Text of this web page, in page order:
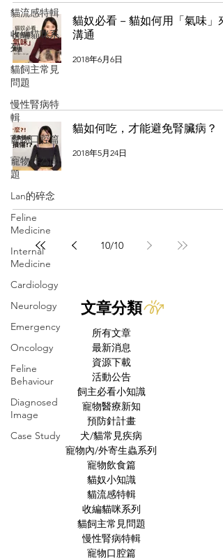
貓流感特輯
收編貓咪系
列
貓飼主常見
問題
慢性腎病特
輯
寵物口腔篇
寵物行為問
題
Lan的碎念
Feline
Medicine
Internal
Medicine
Cardiology
Neurology
Emergency
Oncology
Feline
Behaviour
Diagnosed
Image
Case Study
貓奴必看 – 貓如何用「氣味」來
溝通
2018年6月6日
貓如何吃，才能避免腎臟病？
2018年5月24日
10/10
文章分類
所有文章
最新消息
資源下載
活動公告
飼主必看小知識
寵物醫療新知
預防針計畫
犬/貓常見疾病
寵物內/外寄生蟲系列
寵物飲食篇
貓奴小知識
貓流感特輯
收編貓咪系列
貓飼主常見問題
慢性腎病特輯
寵物口腔篇